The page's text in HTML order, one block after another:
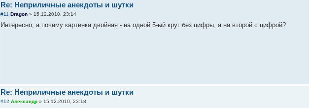
Re: Неприличные анекдоты и шутки
#11 Dragon » 15.12.2010, 23:14
Интересно, а почему картинка двойная - на одной 5-ый круг без цифры, а на второй с цифрой?
Re: Неприличные анекдоты и шутки
#12 Александр » 15.12.2010, 23:18